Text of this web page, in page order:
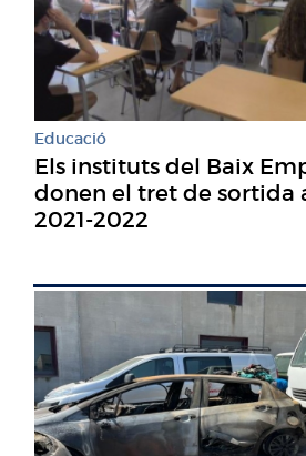
Educació
Els instituts del Baix
donen el tret de sortida
2021-2022